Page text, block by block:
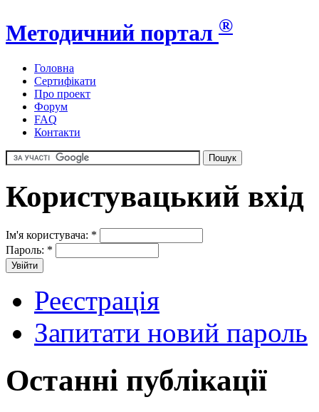
Методичний портал ®
Головна
Сертифікати
Про проект
Форум
FAQ
Контакти
Користувацький вхід
Ім'я користувача: *
Пароль: *
Реєстрація
Запитати новий пароль
Останні публікації